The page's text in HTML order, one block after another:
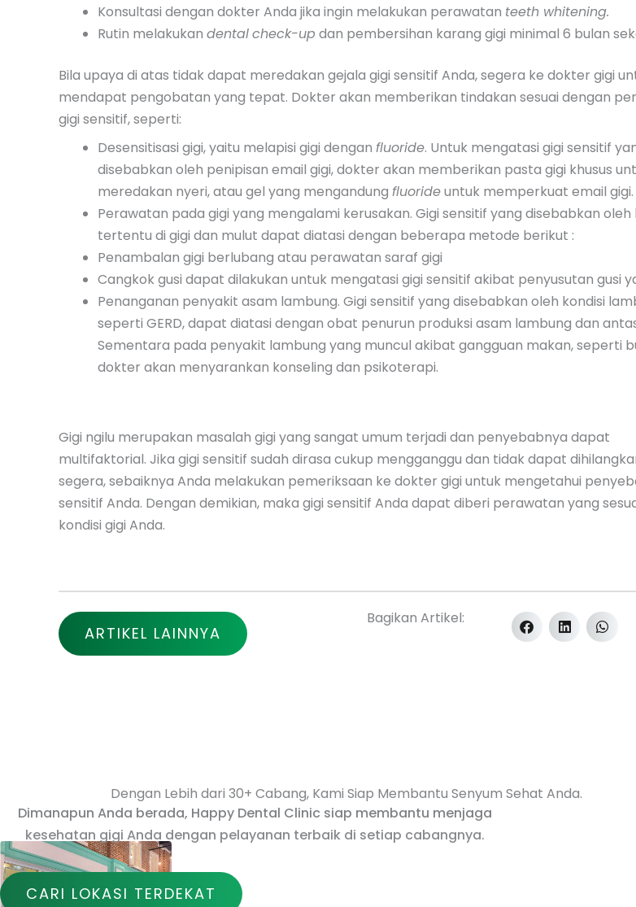
Konsultasi dengan dokter Anda jika ingin melakukan perawatan teeth whitening.
Rutin melakukan dentalcheck-up dan pembersihan karang gigi minimal 6 bulan
Bila upaya di atas tidak dapat meredakan gejala gigi sensitif Anda, segera ke dokter gigi
mendapat pengobatan yang tepat. Dokter akan memberikan tindakan sesuai dengan
gigi sensitif, seperti:
Desensitisasi gigi, yaitu melapisi gigi dengan fluoride. Untuk mengatasi gigi sensitif
disebabkan oleh penipisan email gigi, dokter akan memberikan pasta gigi khusus
meredakan nyeri, atau gel yang mengandung fluorideuntuk memperkuat email gigi.
Perawatan pada gigi yang mengalami kerusakan. Gigi sensitif yang disebabkan oleh
tertentu di gigi dan mulut dapat diatasi dengan beberapa metode berikut :
Penambalan gigi berlubang atau perawatan saraf gigi
Cangkok gusi dapat dilakukan untuk mengatasi gigi sensitif akibat penyusutan gusi
Penanganan penyakit asam lambung. Gigi sensitif yang disebabkan oleh kondisi
seperti GERD, dapat diatasi dengan obat penurun produksi asam lambung dan
Sementara pada penyakit lambung yang muncul akibat gangguan makan, seperti
dokter akan menyarankan konseling dan psikoterapi.
Gigi ngilu merupakan masalah gigi yang sangat umum terjadi dan penyebabnya dapat
multifaktorial. Jika gigi sensitif sudah dirasa cukup mengganggu dan tidak dapat
segera, sebaiknya Anda melakukan pemeriksaan ke dokter gigi untuk mengetahui
sensitif Anda. Dengan demikian, maka gigi sensitif Anda dapat diberi perawatan yang
kondisi gigi Anda.
ARTIKEL LAINNYA
Bagikan Artikel:
Dengan Lebih dari 30+ Cabang, Kami Siap Membantu Senyum Sehat Anda.
Dimanapun Anda berada, Happy Dental Clinic siap membantu menjaga
kesehatan gigi Anda dengan pelayanan terbaik di setiap cabangnya.
CARI LOKASI TERDEKAT